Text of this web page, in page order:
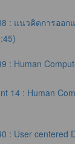
: แนวคิดการออก
: Human
14 : Human
: User centered